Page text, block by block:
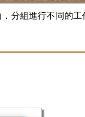
分組進行不同的